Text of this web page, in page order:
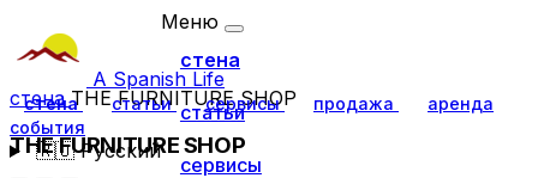
A Spanish Life
стена статьи сервисы продажа
аренда
события
🇷🇺Русский
Меню
стена
статьи
сервисы
стенаTHE FURNITURE SHOP
THE FURNITURE SHOP